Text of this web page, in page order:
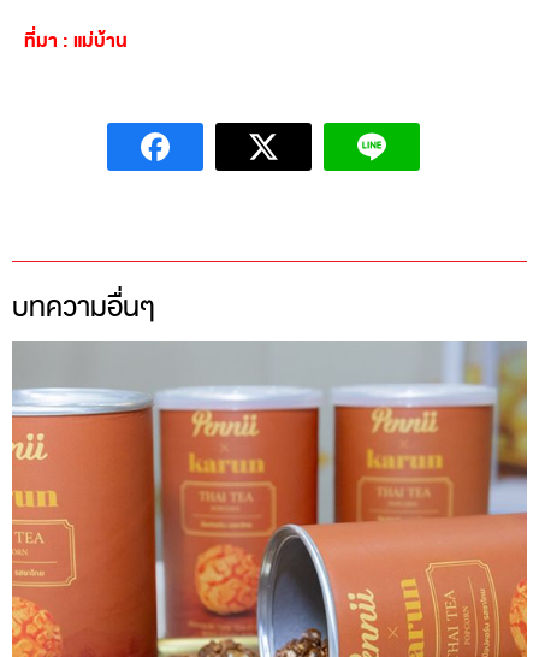
ที่มา : แม่บ้าน
บทความอื่นๆ